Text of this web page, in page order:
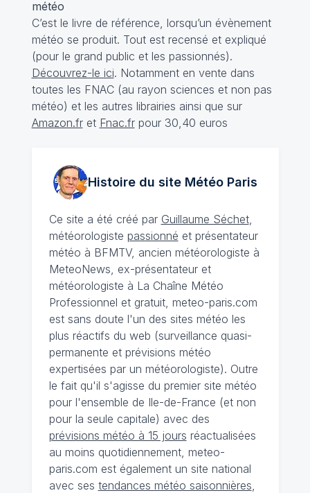
météo
C’est le livre de référence, lorsqu’un évènement
météo se produit. Tout est recensé et expliqué
(pour le grand public et les passionnés).
Découvrez-le ici. Notamment en vente dans
toutes les FNAC (au rayon sciences et non pas
météo) et les autres librairies ainsi que sur
Amazon.fret Fnac.frpour 30,40 euros
Histoire du site MétéoParis
Ce site a été créé par Guillaume Séchet,
météorologiste passionné et présentateur
météo à BFMTV, ancien météorologiste à
MeteoNews, ex-présentateur et
météorologiste à La Chaîne Météo
Professionnel et gratuit, meteo-paris.com
est sans doute l'un des sites météo les
plus réactifs du web (surveillance quasi-
permanente et prévisions météo
expertisées par un météorologiste). Outre
le fait qu'il s'agisse du premier site météo
pour l'ensemble de Ile-de-France (et non
pour la seule capitale) avec des
prévisions météo à 15 jours réactualisées
au moins quotidiennement, meteo-
paris.com est également un site national
avec ses tendances météo saisonnières,